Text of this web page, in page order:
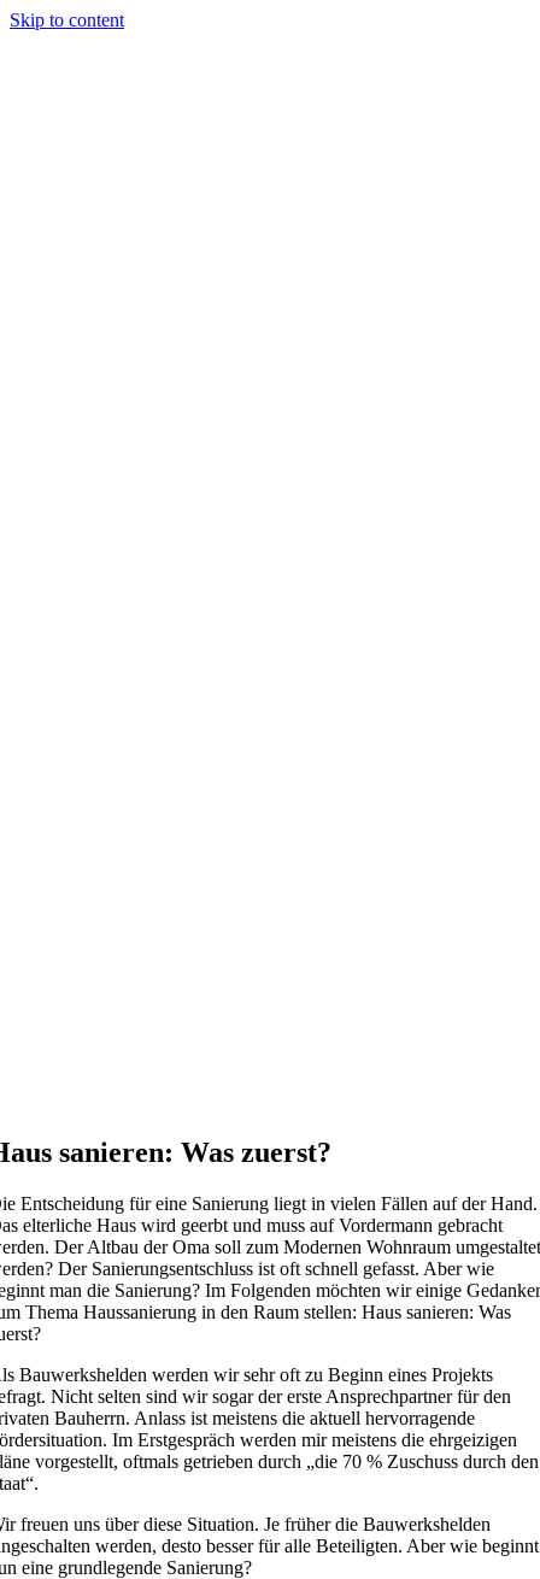
Skip to content
sanieren: Was zuerst?
Entscheidung für eine Sanierung liegt in vielen Fällen auf der Hand.
elterliche Haus wird geerbt und muss auf Vordermann gebracht
Der Altbau der Oma soll zum Modernen Wohnraum
Der Sanierungsentschluss ist oft schnell gefasst. Aber wie
man die Sanierung? Im Folgenden möchten wir einige
Thema Haussanierung in den Raum stellen: Haus sanieren: Was
Bauwerkshelden werden wir sehr oft zu Beginn eines Projekts
Nicht selten sind wir sogar der erste Ansprechpartner für den
Bauherrn. Anlass ist meistens die aktuell hervorragende
Im Erstgespräch werden mir meistens die ehrgeizigen
vorgestellt, oftmals getrieben durch „die 70 % Zuschuss durch den
freuen uns über diese Situation. Je früher die Bauwerkshelden
werden, desto besser für alle Beteiligten. Aber wie beginnt
eine grundlegende Sanierung?